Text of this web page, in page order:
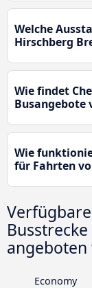
Welche
Hirschberg
Wie findet
Busangebote
Wie
für Fahrten
Economy